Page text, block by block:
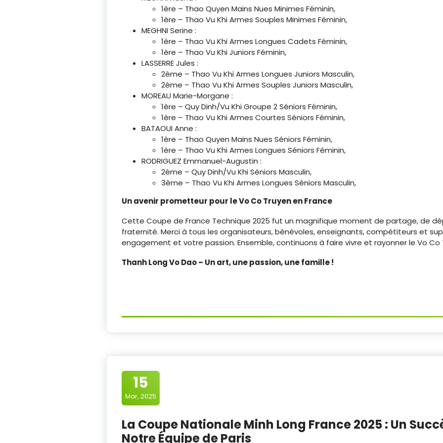
1ère – Thao Quyen Mains Nues Minimes Féminin,
1ère – Thao Vu Khi Armes Souples Minimes Féminin,
MEGHNI Serine :
1ère – Thao Vu Khi Armes Longues Cadets Féminin,
1ère – Thao Vu Khi Juniors Féminin,
LASSERRE Jules :
2ème – Thao Vu Khi Armes Longues Juniors Masculin,
2ème – Thao Vu Khi Armes Souples Juniors Masculin,
MOREAU Marie-Morgane :
1ère – Quy Dinh/Vu Khi Groupe 2 Séniors Féminin,
1ère – Thao Vu Khi Armes Courtes Séniors Féminin,
BATAOUI Anne :
1ère – Thao Quyen Mains Nues Séniors Féminin,
1ère – Thao Vu Khi Armes Longues Séniors Féminin,
RODRIGUEZ Emmanuel-Augustin :
2ème – Quy Dinh/Vu Khi Séniors Masculin,
3ème – Thao Vu Khi Armes Longues Séniors Masculin,
Un avenir prometteur pour le Vo Co Truyen en France
Cette Coupe de France Technique 2025 fut un magnifique moment de partage, de
fraternité. Merci à tous les organisateurs, bénévoles, enseignants, compétiteurs et
engagement et votre passion. Ensemble, continuons à faire vivre et rayonner le Vo Co
Thanh Long Vo Dao – Un art, une passion, une famille !
15
Mar, 2025
La Coupe Nationale Minh Long France 2025 : Un
Notre Équipe de Paris